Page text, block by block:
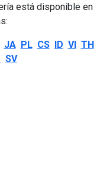
está disponible en
JA PL CS ID VI TH
SV